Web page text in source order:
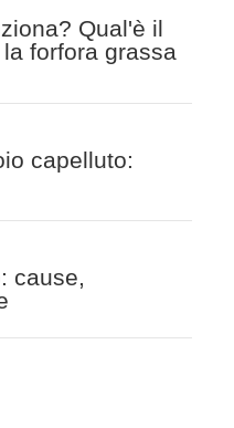
Qual'è il
forfora grassa
capelluto:
cause,